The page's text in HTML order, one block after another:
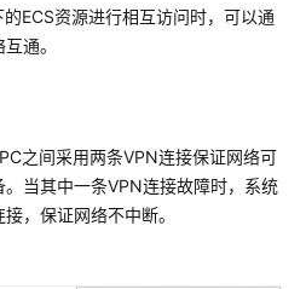
ECS资源进行相互访问时，可以通
通。
之间采用两条VPN连接保证网络可
当其中一条VPN连接故障时，系统
，保证网络不中断。